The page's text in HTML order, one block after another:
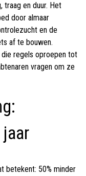
traag en duur. Het
door almaar
en de
af te bouwen.
regels oproepen tot
vragen om ze
betekent: 50% minder